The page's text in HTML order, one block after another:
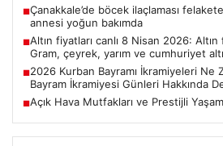
■Çanakkale’de böcek ilaçlaması
annesi yoğun bakımda
■Altın fiyatları canlı 8 Nisan 2026:
Gram, çeyrek, yarım ve cumhuriyet
■2026 Kurban Bayramı İkramiyeleri Ne
Bayram İkramiyesi Günleri Hakkında
■Açık Hava Mutfakları ve Prestijli